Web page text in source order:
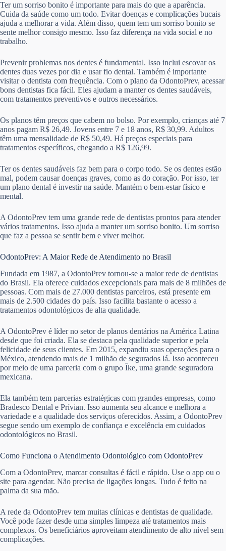
Ter um sorriso bonito é importante para mais do que a aparência.
Cuida da saúde como um todo. Evitar doenças e complicações bucais
ajuda a melhorar a vida. Além disso, quem tem um sorriso bonito se
sente melhor consigo mesmo. Isso faz diferença na vida social e no
trabalho.
Prevenir problemas nos dentes é fundamental. Isso inclui escovar os
dentes duas vezes por dia e usar fio dental. Também é importante
visitar o dentista com frequência. Com o plano da OdontoPrev, acessar
bons dentistas fica fácil. Eles ajudam a manter os dentes saudáveis,
com tratamentos preventivos e outros necessários.
Os planos têm preços que cabem no bolso. Por exemplo, crianças até 7
anos pagam R$ 26,49. Jovens entre 7 e 18 anos, R$ 30,99. Adultos
têm uma mensalidade de R$ 50,49. Há preços especiais para
tratamentos específicos, chegando a R$ 126,99.
Ter os dentes saudáveis faz bem para o corpo todo. Se os dentes estão
mal, podem causar doenças graves, como as do coração. Por isso, ter
um plano dental é investir na saúde. Mantém o bem-estar físico e
mental.
A OdontoPrev tem uma grande rede de dentistas prontos para atender
vários tratamentos. Isso ajuda a manter um sorriso bonito. Um sorriso
que faz a pessoa se sentir bem e viver melhor.
OdontoPrev: A Maior Rede de Atendimento no Brasil
Fundada em 1987, a OdontoPrev tornou-se a maior rede de dentistas
do Brasil. Ela oferece cuidados excepcionais para mais de 8 milhões de
pessoas. Com mais de 27.000 dentistas parceiros, está presente em
mais de 2.500 cidades do país. Isso facilita bastante o acesso a
tratamentos odontológicos de alta qualidade.
A OdontoPrev é líder no setor de planos dentários na América Latina
desde que foi criada. Ela se destaca pela qualidade superior e pela
felicidade de seus clientes. Em 2015, expandiu suas operações para o
México, atendendo mais de 1 milhão de segurados lá. Isso aconteceu
por meio de uma parceria com o grupo Îke, uma grande seguradora
mexicana.
Ela também tem parcerias estratégicas com grandes empresas, como
Bradesco Dental e Prívian. Isso aumenta seu alcance e melhora a
variedade e a qualidade dos serviços oferecidos. Assim, a OdontoPrev
segue sendo um exemplo de confiança e excelência em cuidados
odontológicos no Brasil.
Como Funciona o Atendimento Odontológico com OdontoPrev
Com a OdontoPrev, marcar consultas é fácil e rápido. Use o app ou o
site para agendar. Não precisa de ligações longas. Tudo é feito na
palma da sua mão.
A rede da OdontoPrev tem muitas clínicas e dentistas de qualidade.
Você pode fazer desde uma simples limpeza até tratamentos mais
complexos. Os beneficiários aproveitam atendimento de alto nível sem
complicações.